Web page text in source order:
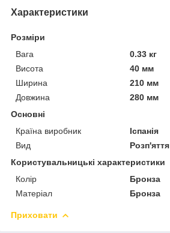
Характеристики
Розміри
Вага
0.33 кг
Висота
40 мм
Ширина
210 мм
Довжина
280 мм
Основні
Країна виробник
Іспанія
Вид
Розп'яття
Користувальницькі характеристики
Колір
Бронза
Матеріал
Бронза
Приховати